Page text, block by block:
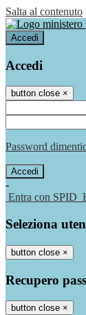
Salta al contenuto
Accedi
Accedi
button close ×
Password
-
Entra con SPID
Seleziona
button close ×
Recupero
button close ×